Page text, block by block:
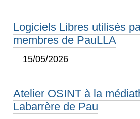
Logiciels Libres utilisés
membres de PauLLA
15/05/2026
Atelier OSINT à la
Labarrère de Pau